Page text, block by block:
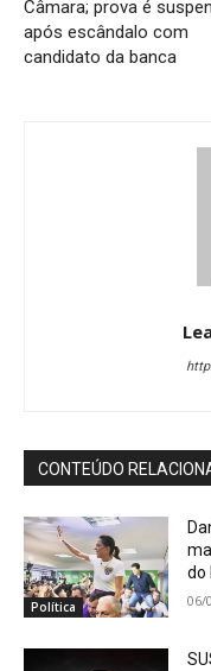
Câmara; prova é
após escândalo com
candidato da banca
CONTEÚDO
Política
do
06/